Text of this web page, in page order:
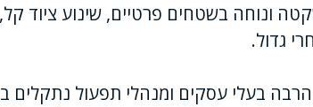
ונוחה בשטחים פרטיים, שינוע ציוד
גדול.
בעלי עסקים ומנהלי תפעול נתקלים